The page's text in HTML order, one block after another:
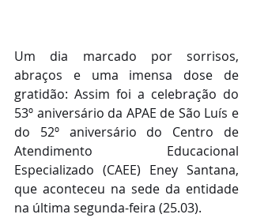
Um dia marcado por sorrisos,
abraços e uma imensa dose de
gratidão: Assim foi a celebração do
53º aniversário da APAE de São Luís e
do 52º aniversário do Centro de
Atendimento Educacional
Especializado (CAEE) Eney Santana,
que aconteceu na sede da entidade
na última segunda-feira (25.03).